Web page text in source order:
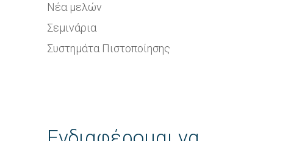
Νέα μελών
Σεμινάρια
Συστημάτα Πιστοποίησης